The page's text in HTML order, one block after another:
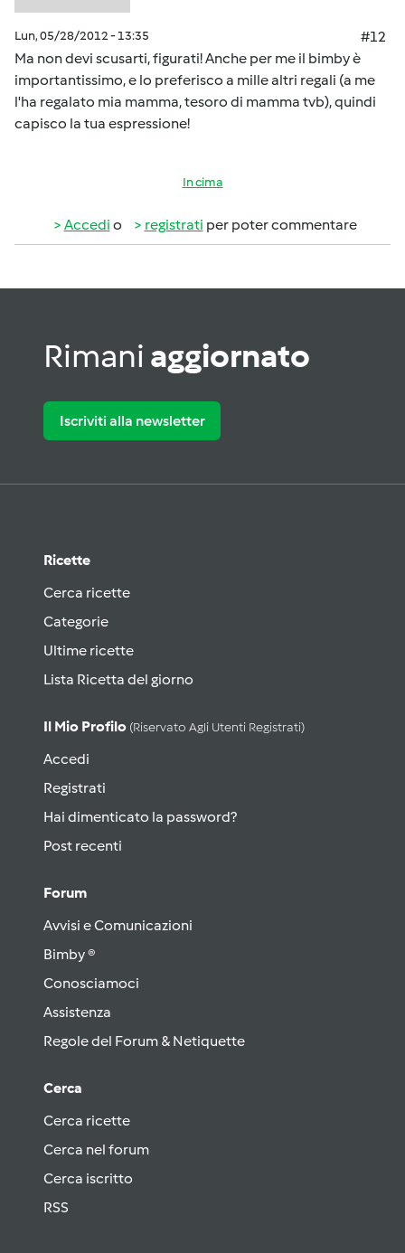
Lun, 05/28/2012 - 13:35
#12
Ma non devi scusarti, figurati! Anche per me il bimby è
importantissimo, e lo preferisco a mille altri regali (a me
l'ha regalato mia mamma, tesoro di mamma tvb), quindi
capisco la tua espressione!
In cima
Accedi o registrati per poter commentare
Rimani aggiornato
Iscriviti alla newsletter
Ricette
Cerca ricette
Categorie
Ultime ricette
Lista Ricetta del giorno
Il Mio Profilo (riservato Agli Utenti Registrati)
Accedi
Registrati
Hai dimenticato la password?
Post recenti
Forum
Avvisi e Comunicazioni
Bimby ®
Conosciamoci
Assistenza
Regole del Forum & Netiquette
Cerca
Cerca ricette
Cerca nel forum
Cerca iscritto
RSS